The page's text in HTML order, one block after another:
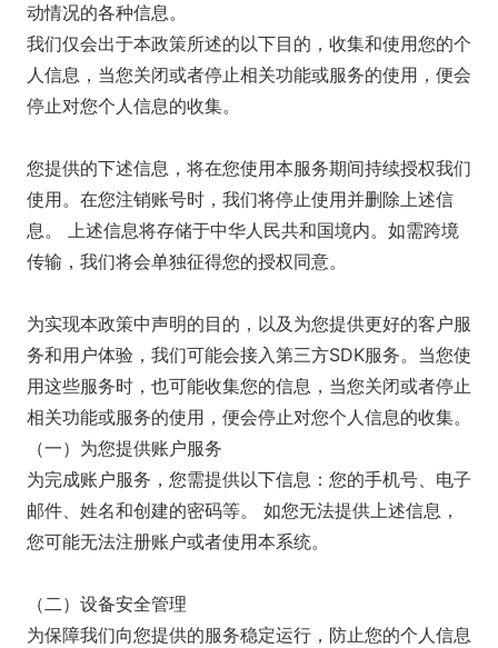
动情况的各种信息。
我们仅会出于本政策所述的以下目的，收集和使用您的个
人信息，当您关闭或者停止相关功能或服务的使用，便会
停止对您个人信息的收集。
您提供的下述信息，将在您使用本服务期间持续授权我们
使用。在您注销账号时，我们将停止使用并删除上述信
息。 上述信息将存储于中华人民共和国境内。如需跨境
传输，我们将会单独征得您的授权同意。
为实现本政策中声明的目的，以及为您提供更好的客户服
务和用户体验，我们可能会接入第三方SDK服务。当您使
用这些服务时，也可能收集您的信息，当您关闭或者停止
相关功能或服务的使用，便会停止对您个人信息的收集。
（一）为您提供账户服务
为完成账户服务，您需提供以下信息：您的手机号、电子
邮件、姓名和创建的密码等。 如您无法提供上述信息，
您可能无法注册账户或者使用本系统。
（二）设备安全管理
为保障我们向您提供的服务稳定运行，防止您的个人信息